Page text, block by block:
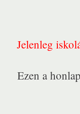
Jelenleg
Ezen a